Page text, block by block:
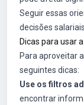
Seguir essas
decisões salariais.
Dicas para usar
Para aproveitar
seguintes dicas:
Use os filtros
encontrar